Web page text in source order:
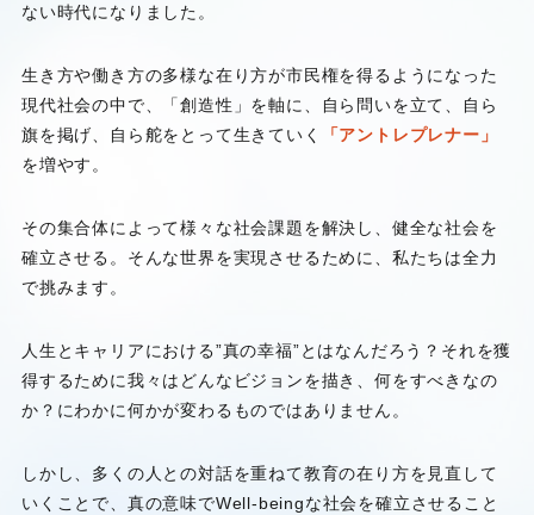
ない時代になりました。
生き方や働き方の多様な在り方が市民権を得るようになった
現代社会の中で、「創造性」を軸に、自ら問いを立て、自ら
旗を掲げ、自ら舵をとって生きていく
「アントレプレナー」
を増やす。
その集合体によって様々な社会課題を解決し、健全な社会を
確立させる。そんな世界を実現させるために、私たちは全力
で挑みます。
人生とキャリアにおける”真の幸福”とはなんだろう？それを獲
得するために我々はどんなビジョンを描き、何をすべきなの
か？にわかに何かが変わるものではありません。
しかし、多くの人との対話を重ねて教育の在り方を見直して
いくことで、真の意味でWell-beingな社会を確立させること